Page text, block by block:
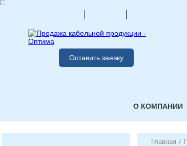
Оставить заявку
О КОМПАНИИ
Главная /